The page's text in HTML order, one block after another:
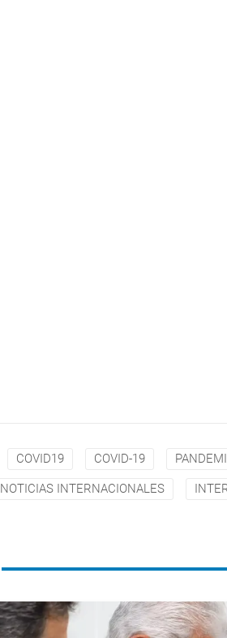
COVID19 COVID-19
NOTICIAS INTERNACIONALES